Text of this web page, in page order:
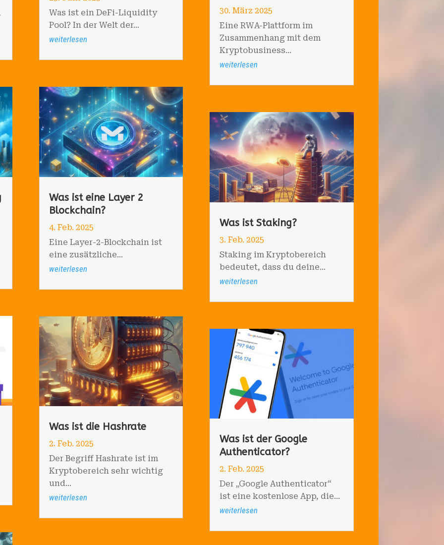
Was ist ein DeFi-Liquidity
Pool? In der Welt der...
weiterlesen
Was ist eine Layer 2
Blockchain?
4. Feb. 2025
Eine Layer-2-Blockchain ist
eine zusätzliche...
weiterlesen
Was ist die Hashrate
2. Feb. 2025
Der Begriff Hashrate ist im
Kryptobereich sehr wichtig
und...
weiterlesen
30. März 2025
Eine RWA-Plattform im
Zusammenhang mit dem
Kryptobusiness...
weiterlesen
Was ist Staking?
3. Feb. 2025
Staking im Kryptobereich
bedeutet, dass du deine...
weiterlesen
Was ist der Google
Authenticator?
2. Feb. 2025
Der „Google Authenticator“
ist eine kostenlose App, die...
weiterlesen